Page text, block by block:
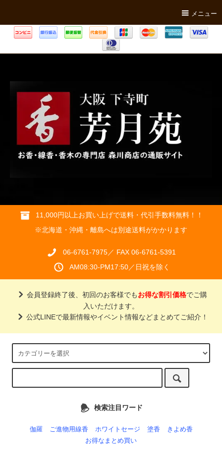
メニュー
11,000円以上お買い上げで送料・代引手数料無料！！
※北海道・沖縄・離島へは別途送料がかかります
06-6761-7975／ FAX 06-6761-5391
AM08:30-PM17:50／日祝を除く
会員登録終了後、初回のお客様でもお得な割引価格でご購
入いただけます。
公式LINEで最新情報やイベント情報などまとめてご紹介！
検索注目ワード
伽羅 ご進物用線香 ホワイトセージ 塗香
きよめ香
お得なまとめ買い